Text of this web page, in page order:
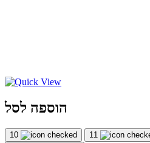
הוספה לסל
10 11